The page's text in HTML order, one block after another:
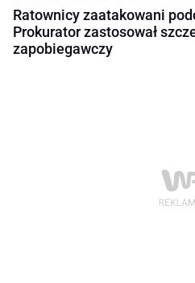
Ratownicy zaatakowani
Prokurator zastosował
zapobiegawczy